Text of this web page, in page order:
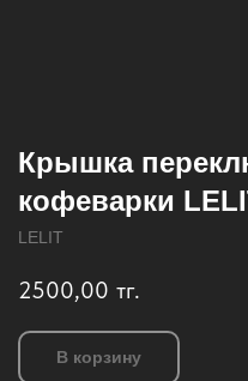
Крышка
кофеварки
LELIT
2500,00 тг.
В корзину